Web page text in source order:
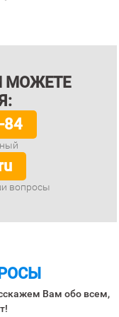
МОЖЕТЕ
84
вопросы
Вам обо всем,